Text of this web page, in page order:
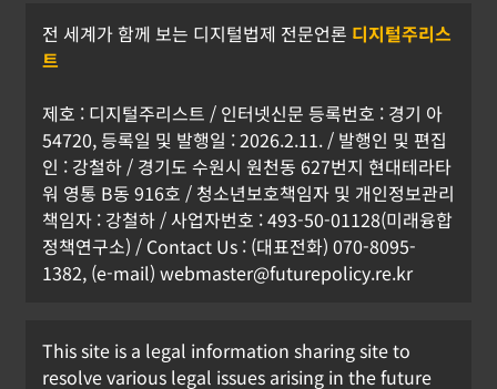
전 세계가 함께 보는 디지털법제 전문언론 디지털주리스
트
제호 : 디지털주리스트 / 인터넷신문 등록번호 : 경기 아
54720, 등록일 및 발행일 : 2026.2.11. / 발행인 및 편집
인 : 강철하 / 경기도 수원시 원천동 627번지 현대테라타
워 영통 B동 916호 / 청소년보호책임자 및 개인정보관리
책임자 : 강철하 / 사업자번호 : 493-50-01128(미래융합
정책연구소) / Contact Us : (대표전화) 070-8095-
1382, (e-mail) webmaster@futurepolicy.re.kr
This site is a legal information sharing site to
resolve various legal issues arising in the future